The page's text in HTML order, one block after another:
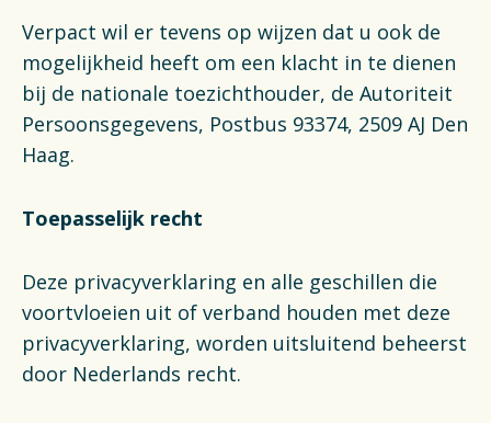
Verpact wil er tevens op wijzen dat u ook de
mogelijkheid heeft om een klacht in te dienen
bij de nationale toezichthouder, de Autoriteit
Persoonsgegevens, Postbus 93374, 2509 AJ Den
Haag.
Toepasselijk recht
Deze privacyverklaring en alle geschillen die
voortvloeien uit of verband houden met deze
privacyverklaring, worden uitsluitend beheerst
door Nederlands recht.